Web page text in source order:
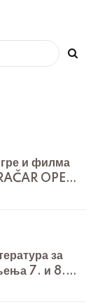
и филма
OPEN
за
7. и 8.